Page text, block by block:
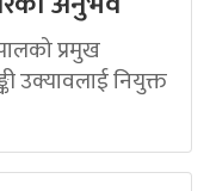
प्रमुख
उक्यावलाई नियुक्त